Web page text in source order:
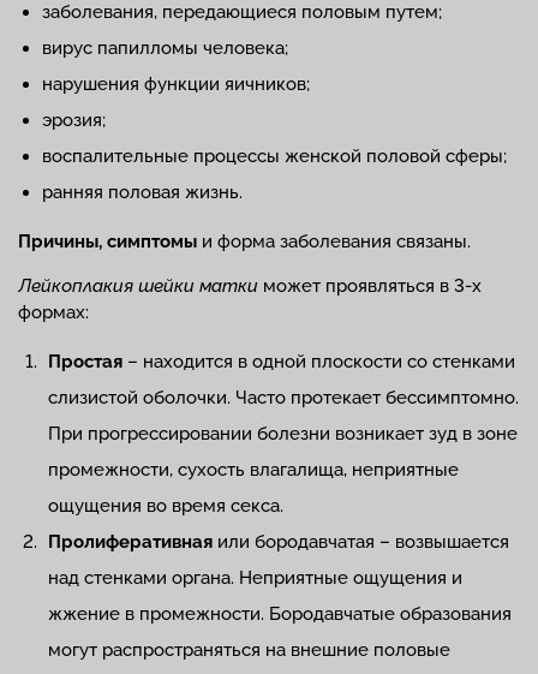
заболевания, передающиеся половым путем;
вирус папилломы человека;
нарушения функции яичников;
эрозия;
воспалительные процессы женской половой сферы;
ранняя половая жизнь.
Причины, симптомы и форма заболевания связаны.
Лейкоплакия шейки матки может проявляться в 3-х
формах:
Простая – находится в одной плоскости со стенками
слизистой оболочки. Часто протекает бессимптомно.
При прогрессировании болезни возникает зуд в зоне
промежности, сухость влагалища, неприятные
ощущения во время секса.
Пролиферативная или бородавчатая – возвышается
над стенками органа. Неприятные ощущения и
жжение в промежности. Бородавчатые образования
могут распространяться на внешние половые